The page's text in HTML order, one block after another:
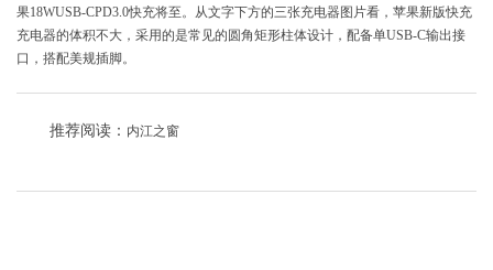
果18WUSB-CPD3.0快充将至。从文字下方的三张充电器图片看，苹果新版快充
充电器的体积不大，采用的是常见的圆角矩形柱体设计，配备单USB-C输出接
口，搭配美规插脚。
推荐阅读： 内江之窗